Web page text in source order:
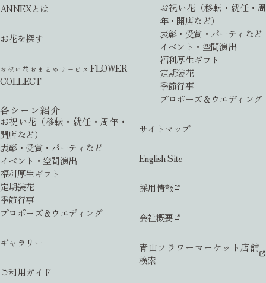
ANNEXとは
お花を探す
お祝い花おまとめサービス FLOWER
COLLECT
各シーン紹介
お祝い花（移転・就任・周年・
開店など）
表彰・受賞・パーティなど
イベント・空間演出
福利厚生ギフト
定期装花
季節行事
プロポーズ＆ウエディング
ギャラリー
ご利用ガイド
お祝い花（移転・就任・周
年・開店など）
表彰・受賞・パーティなど
イベント・空間演出
福利厚生ギフト
定期装花
季節行事
プロポーズ＆ウエディング
サイトマップ
English Site
採用情報
会社概要
青山フラワーマーケット店舗
検索